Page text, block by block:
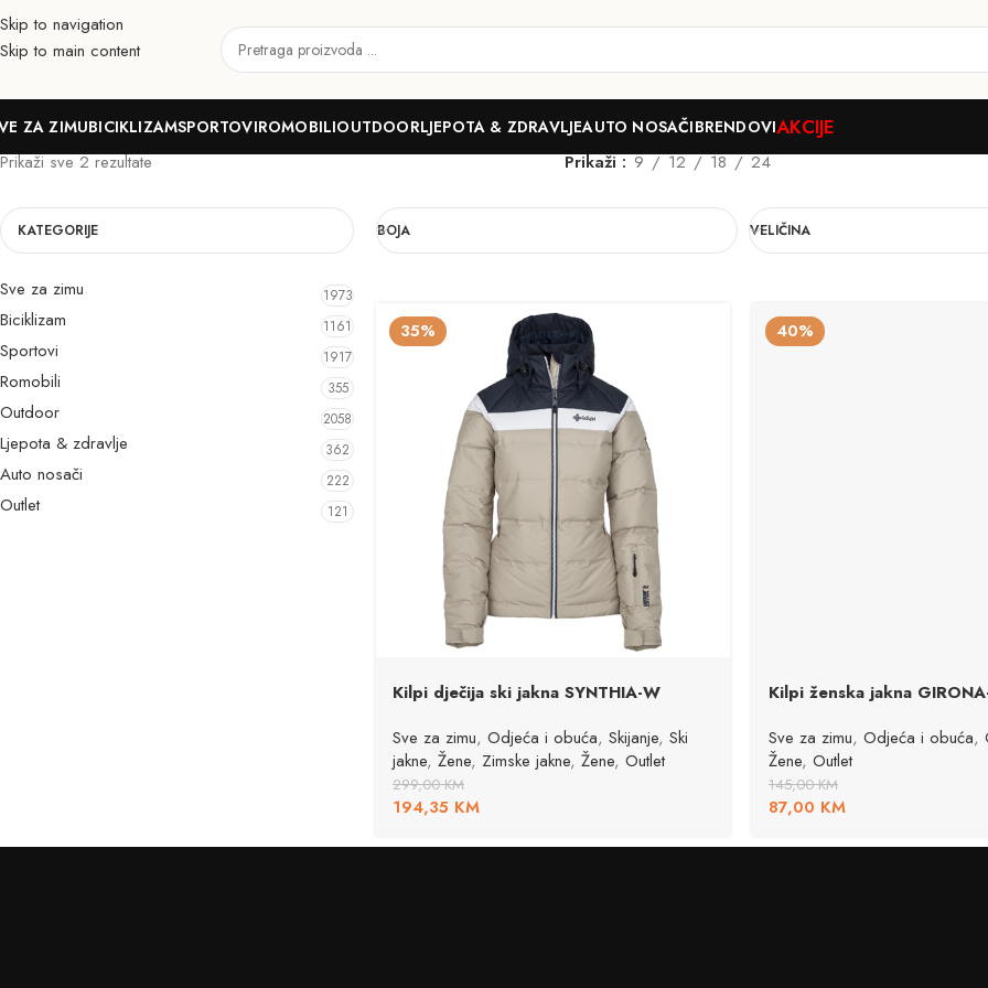
Skip to navigation
Skip to main content
ZA ZIMUBICIKLIZAMSPORTOVIROMOBILIOUTDOORLJEPOTA & ZDRAVLJEAUTO NOSAČIBRENDOVIAKCIJE
BEG
Prikaži sve 2 rezultate Prikaži 9 12 18 24
KATEGORIJE
Sve za zimu 1973
Biciklizam 1161
Sportovi 1917
Romobili 355
Outdoor 2058
Ljepota & zdravlje 362
Auto nosači 222
Outlet 121
BOJA VELIČINA
35%
Kilpi dječija ski jakna SYNTHIA-W
Sve za zimu, Odjeća i obuća, Skijanje, Ski
jakne, Žene, Zimske jakne, Žene, Outlet
299,00KM
194,35 KM
40%
Kilpi ženska jakna
Sve za zimu, Odjeća i obuća,
Žene, Outlet
145,00KM
87,00 KM